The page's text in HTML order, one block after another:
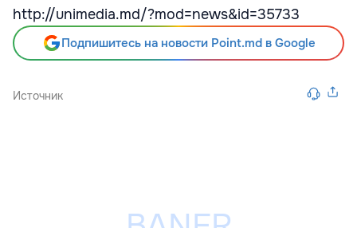
http://unimedia.md/?mod=news&id=35733
Подпишитесь на новости Point.md в Google
Источник